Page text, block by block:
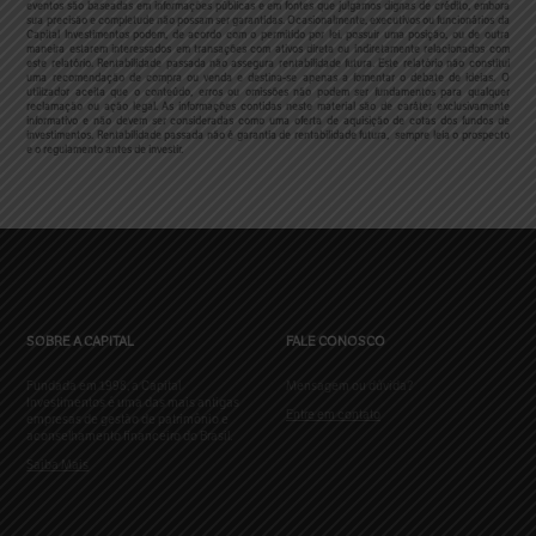
eventos são baseadas em informações públicas e em fontes que julgamos dignas de crédito, embora
sua precisão e completude não possam ser garantidas. Ocasionalmente, executivos ou funcionários da
Capital Investimentos podem, de acordo com o permitido por lei, possuir uma posição, ou de outra
maneira estarem interessados em transações com ativos direta ou indiretamente relacionados com
este relatório. Rentabilidade passada não assegura rentabilidade futura. Este relatório não constitui
uma recomendação de compra ou venda e destina-se apenas a fomentar o debate de ideias. O
utilizador aceita que o conteúdo, erros ou omissões não podem ser fundamentos para qualquer
reclamação ou ação legal. As informações contidas neste material são de caráter exclusivamente
informativo e não devem ser consideradas como uma oferta de aquisição de cotas dos fundos de
investimentos. Rentabilidade passada não é garantia de rentabilidade futura, sempre leia o prospecto
e o regulamento antes de investir.
SOBRE A CAPITAL
Fundada em 1998, a Capital
Investimentos é uma das mais antigas
empresas de gestão de patrimônio e
aconselhamento financeiro do Brasil.
Saiba Mais
FALE CONOSCO
Mensagem ou dúvida?
Entre em contato